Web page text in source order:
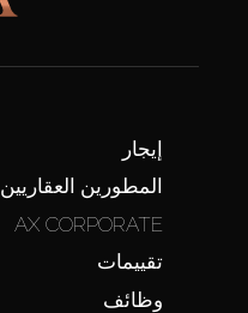
إيجار
المطورين العقاريين
AX CORPORATE
تقييمات
وظائف